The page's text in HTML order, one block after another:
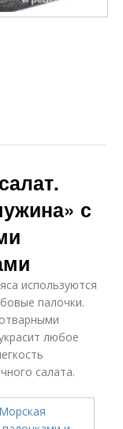
с
используются
палочки.
любое
салата.